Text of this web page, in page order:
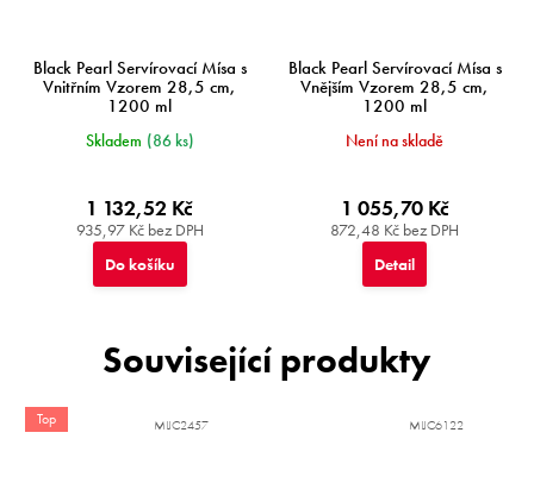
Black Pearl Servírovací Mísa s
Vnitřním Vzorem 28,5 cm,
1200 ml
Skladem (86 ks)
935,97 Kč bez DPH
1 132,52 Kč
Do košíku
Black Pearl Servírovací Mísa s
Vnějším Vzorem 28,5 cm,
1200 ml
Není na skladě
872,48 Kč bez DPH
1 055,70 Kč
Detail
Související produkty
Top MIJC2457 MIJC6122